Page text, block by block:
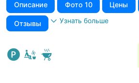
Описание Фото 10 Цены
Отзывы Узнать больше